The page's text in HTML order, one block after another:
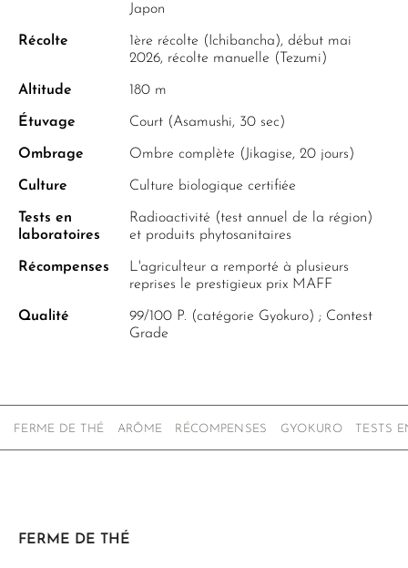
Japon
Récolte
1ère récolte (Ichibancha), début mai
2026, récolte manuelle (Tezumi)
Altitude 180 m
Étuvage Court (Asamushi, 30 sec)
Ombrage Ombre complète (Jikagise, 20 jours)
Culture Culture biologique certifiée
Tests en
laboratoires
Radioactivité (test annuel de la région)
et produits phytosanitaires
Récompenses
L'agriculteur a remporté à plusieurs
reprises le prestigieux prix MAFF
Qualité
99/100 P. (catégorie Gyokuro) ; Contest
Grade
FERME DE THÉ ARÔME RÉCOMPENSES GYOKURO TESTS
FERME DE THÉ